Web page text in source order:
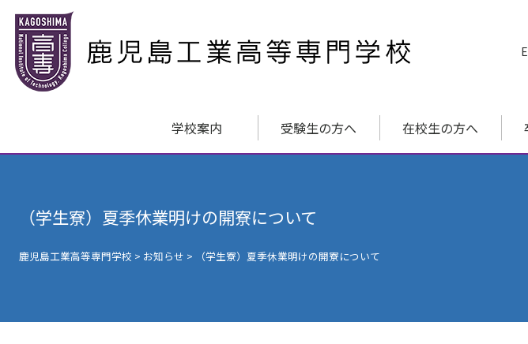
学校案内 受験生の方へ 在校生の方へ
（学生寮）夏季休業明けの開寮について
鹿児島工業高等専門学校 > お知らせ > （学生寮）夏季休業明けの開寮について